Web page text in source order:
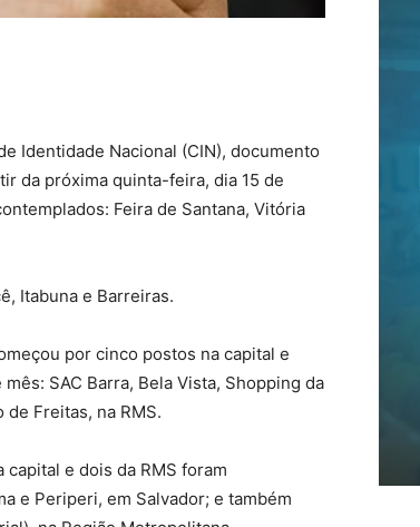
Identidade Nacional (CIN), documento
da próxima quinta-feira, dia 15 de
Feira de Santana, Vitória
Itabuna e Barreiras.
por cinco postos na capital e
SAC Barra, Bela Vista, Shopping da
de Freitas, na RMS.
e dois da RMS foram
e Periperi, em Salvador; e também